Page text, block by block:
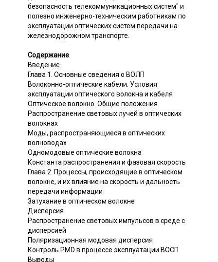
безопасность телекоммуникационных систем" и
полезно инженерно-техническим работникам по
эксплуатации оптических систем передачи на
железнодорожном транспорте.
Содержание
Введение
Глава 1. Основные сведения о ВОЛП
Волоконно-оптические кабели. Условия
эксплуатации оптического волокна и кабеля
Оптическое волокно. Общие положения
Распространение световых лучей в оптических
волокнах
Моды, распространяющиеся в оптических
волноводах
Одномодовые оптические волокна
Константа распространения и фазовая скорость
Глава 2. Процессы, происходящие в оптическом
волокне, и их влияние на скорость и дальность
передачи информации
Затухание в оптическом волокне
Дисперсия
Распространение световых импульсов в среде с
дисперсией
Поляризационная модовая дисперсия
Контроль РМD в процессе эксплуатации ВОСП
Выводы